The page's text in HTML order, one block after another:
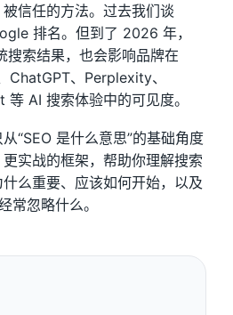
信任的方法。过去我们谈
排名。但到了 2026 年，
搜索结果，也会影响品牌在
、Perplexity、
AI 搜索体验中的可见度。
“SEO 是什么意思”的基础角度
实战的框架，帮助你理解搜索
么重要、应该如何开始，以及
常忽略什么。